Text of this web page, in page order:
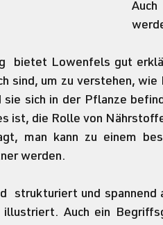
bietet Lowenfels gut
sind, um zu verstehen,
sich in der Pflanze
ist, die Rolle von
man kann zu einem
werden.
strukturiert und
illustriert. Auch ein